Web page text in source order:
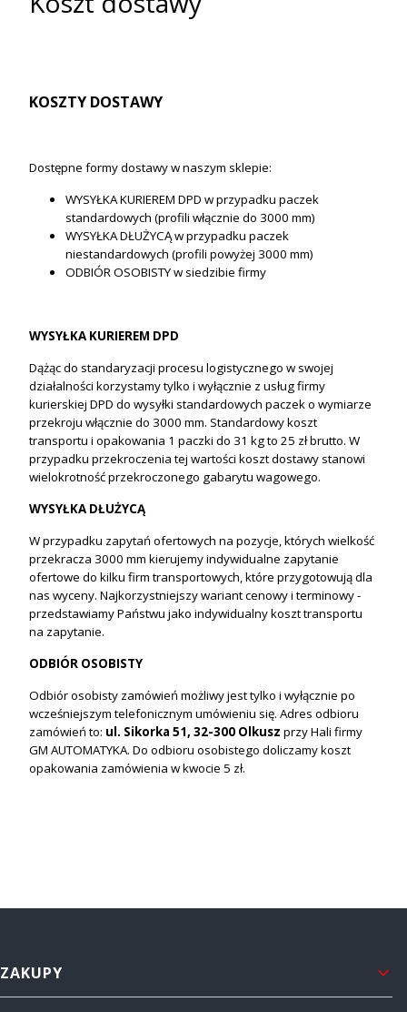
KOSZTY DOSTAWY
Dostępne formy dostawy w naszym sklepie:
WYSYŁKA KURIEREM DPD w przypadku paczek
standardowych (profili włącznie do 3000 mm)
WYSYŁKA DŁUŻYCĄ w przypadku paczek
niestandardowych (profili powyżej 3000 mm)
ODBIÓR OSOBISTY w siedzibie firmy
WYSYŁKA KURIEREM DPD
Dążąc do standaryzacji procesu logistycznego w swojej
działalności korzystamy tylko i wyłącznie z usług firmy
kurierskiej DPD do wysyłki standardowych paczek o wymiarze
przekroju włącznie do 3000 mm. Standardowy koszt
transportu i opakowania 1 paczki do 31 kg to 25 zł brutto. W
przypadku przekroczenia tej wartości koszt dostawy stanowi
wielokrotność przekroczonego gabarytu wagowego.
WYSYŁKA DŁUŻYCĄ
W przypadku zapytań ofertowych na pozycje, których wielkość
przekracza 3000 mm kierujemy indywidualne zapytanie
ofertowe do kilku firm transportowych, które przygotowują dla
nas wyceny. Najkorzystniejszy wariant cenowy i terminowy -
przedstawiamy Państwu jako indywidualny koszt transportu
na zapytanie.
ODBIÓR OSOBISTY
Odbiór osobisty zamówień możliwy jest tylko i wyłącznie po
wcześniejszym telefonicznym umówieniu się. Adres odbioru
zamówień to: ul. Sikorka 51, 32-300 Olkusz przy Hali firmy
GM AUTOMATYKA. Do odbioru osobistego doliczamy koszt
opakowania zamówienia w kwocie 5 zł.
Linki w stopce
ZAKUPY